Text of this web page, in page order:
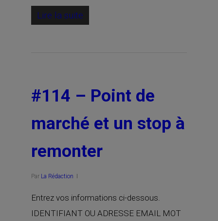
Lire la suite
#114 – Point de
marché et un stop à
remonter
Par La Rédaction
Entrez vos informations ci-dessous.
IDENTIFIANT OU ADRESSE EMAIL MOT